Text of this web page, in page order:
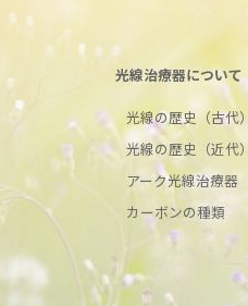
光線治療器について
光線の歴史（古代）
光線の歴史（近代）
アーク光線治療器
カーボンの種類